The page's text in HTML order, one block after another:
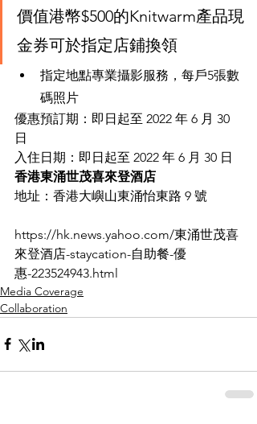
價值港幣$500的Knitwarm產品現
金券可於指定店鋪換領
指定地點專業攝影服務，每戶5張數
碼照片
優惠預訂期：即日起至 2022 年 6 月 30
日
入住日期：即日起至 2022 年 6 月 30 日
香港東涌世茂喜來登酒店
地址：香港大嶼山東涌怡東路 9 號
https://hk.news.yahoo.com/東涌世茂喜
來登酒店-staycation-自助餐-優
惠-223524943.html
Media Coverage
Collaboration